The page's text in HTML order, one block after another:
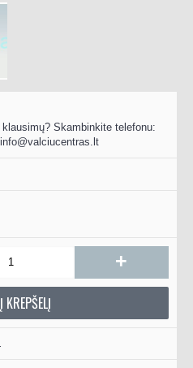
Skambinkite telefonu:
info@valciucentras.lt
+
Į KREPŠELĮ